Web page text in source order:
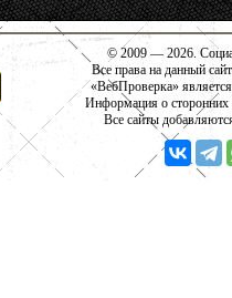
© 2009 — 2026.
Все права на данный
«ВебПроверка»
Информация о сторонних
Все сайты